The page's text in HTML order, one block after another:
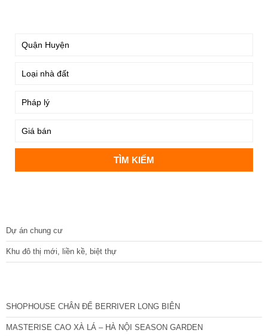
Dự án chung cư
Khu đô thị mới, liền kề, biệt thự
SHOPHOUSE CHÂN ĐẾ BERRIVER LONG BIÊN
MASTERISE CAO XÀ LÁ – HÀ NỘI SEASON GARDEN